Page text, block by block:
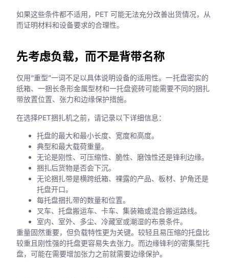
如果这些条件都不适用，PET 可能无法充分改善出货情况，从
而证明材料和设备要求的合理性。
先考虑负载，而不是背带名称
仅用“重型”一词不足以具体说明设备的适用性。一托盘密实的
纸箱、一捆长条形金属型材和一托盘瓷砖可能需要不同的捆扎
带放置位置、张力和边缘保护措施。
在选择PET捆扎机之前，请记录以下详细信息：
托盘的最大和最小长度、宽度和高度。
典型和最大载荷重量。
无论是刚性、可压缩性、脆性、磨蚀性还是锋利边缘。
捆扎后货物是否会下沉。
无论捆扎带是横跨纸箱、裸露的产品、板材、护角还是
托盘开口。
每托盘捆扎带的数量和位置。
叉车、托盘搬运车、卡车、集装箱或混合搬运路线。
室内、室外、多尘、冷藏室或潮湿的布景条件。
重量固然重要，但负载特性更为关键。较轻且易压缩的托盘比
较重且刚性强的托盘更容易失去张力。而边缘锋利的密集型托
盘，可能在需要增加张力之前就需要边缘保护。